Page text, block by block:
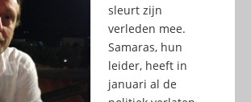
sleurt zijn
verleden mee.
Samaras, hun
leider, heeft in
januari al de